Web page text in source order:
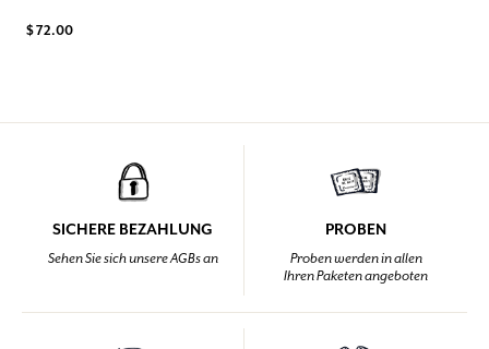
$ 72.00
SICHERE BEZAHLUNG
Sehen Sie sich unsere AGBs an
PROBEN
Proben werden in allen
Ihren Paketen angeboten